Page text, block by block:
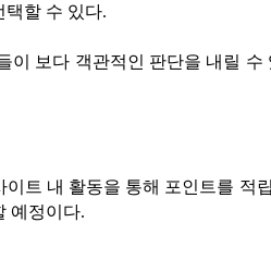
택할 수 있다.
이 보다 객관적인 판단을 내릴
트 내 활동을 통해 포인트를
예정이다.